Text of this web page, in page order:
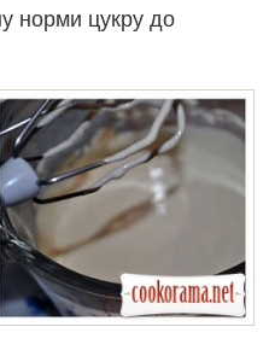
норми цукру до